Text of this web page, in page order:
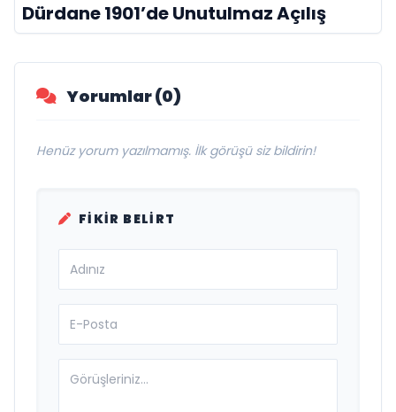
Dürdane 1901’de Unutulmaz Açılış
Yorumlar (0)
Henüz yorum yazılmamış. İlk görüşü siz bildirin!
FIKIR BELIRT